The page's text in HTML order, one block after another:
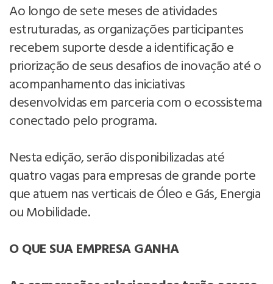
Ao longo de sete meses de atividades
estruturadas, as organizações participantes
recebem suporte desde a identificação e
priorização de seus desafios de inovação até o
acompanhamento das iniciativas
desenvolvidas em parceria com o ecossistema
conectado pelo programa.
Nesta edição, serão disponibilizadas até
quatro vagas para empresas de grande porte
que atuem nas verticais de Óleo e Gás, Energia
ou Mobilidade.
O QUE SUA EMPRESA GANHA